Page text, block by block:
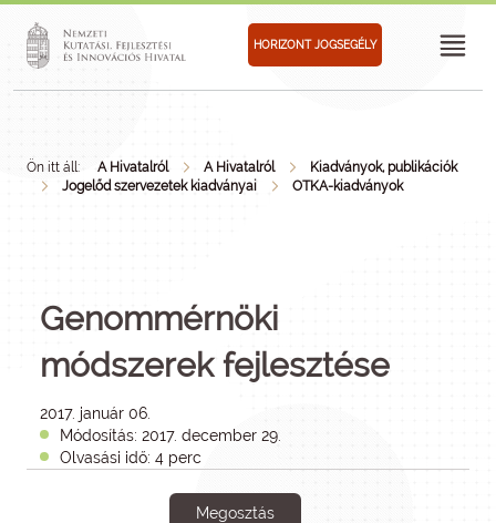
HORIZONT JOGSEGÉLY
Ön itt áll: A Hivatalról A Hivatalról
Kiadványok, publikációk
Jogelőd szervezetek kiadványai
OTKA-kiadványok
Genommérnöki
módszerek fejlesztése
2017. január 06.
Módosítás: 2017. december 29.
Olvasási idő: 4 perc
Megosztás